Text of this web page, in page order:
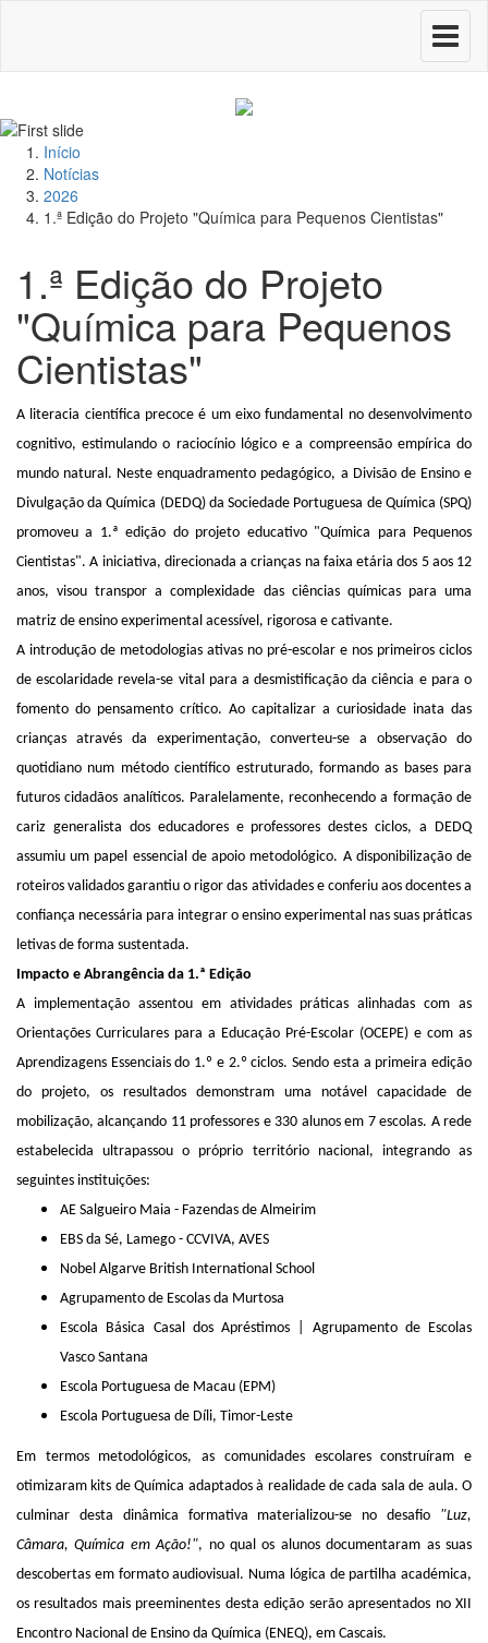
Toggle
Início
Notícias
2026
1.ª Edição do Projeto "Química para Pequenos Cientistas"
1.ª Edição do Projeto
"Química para Pequenos
Cientistas"
A literacia científica precoce é um eixo fundamental no desenvolvimento
cognitivo, estimulando o raciocínio lógico e a compreensão empírica do
mundo natural. Neste enquadramento pedagógico, a Divisão de Ensino e
Divulgação da Química (DEDQ) da Sociedade Portuguesa de Química (SPQ)
promoveu a 1.ª edição do projeto educativo "Química para Pequenos
Cientistas". A iniciativa, direcionada a crianças na faixa etária dos 5 aos 12
anos, visou transpor a complexidade das ciências químicas para uma
matriz de ensino experimental acessível, rigorosa e cativante.
A introdução de metodologias ativas no pré-escolar e nos primeiros ciclos
de escolaridade revela-se vital para a desmistificação da ciência e para o
fomento do pensamento crítico. Ao capitalizar a curiosidade inata das
crianças através da experimentação, converteu-se a observação do
quotidiano num método científico estruturado, formando as bases para
futuros cidadãos analíticos. Paralelamente, reconhecendo a formação de
cariz generalista dos educadores e professores destes ciclos, a DEDQ
assumiu um papel essencial de apoio metodológico. A disponibilização de
roteiros validados garantiu o rigor das atividades e conferiu aos docentes a
confiança necessária para integrar o ensino experimental nas suas práticas
letivas de forma sustentada.
Impacto e Abrangência da 1.ª Edição
A implementação assentou em atividades práticas alinhadas com as
Orientações Curriculares para a Educação Pré-Escolar (OCEPE) e com as
Aprendizagens Essenciais do 1.º e 2.º ciclos. Sendo esta a primeira edição
do projeto, os resultados demonstram uma notável capacidade de
mobilização, alcançando 11 professores e 330 alunos em 7 escolas. A rede
estabelecida ultrapassou o próprio território nacional, integrando as
seguintes instituições:
AE Salgueiro Maia - Fazendas de Almeirim
EBS da Sé, Lamego - CCVIVA, AVES
Nobel Algarve British International School
Agrupamento de Escolas da Murtosa
Escola Básica Casal dos Apréstimos | Agrupamento de Escolas
Vasco Santana
Escola Portuguesa de Macau (EPM)
Escola Portuguesa de Díli, Timor-Leste
Em termos metodológicos, as comunidades escolares construíram e
otimizaram kits de Química adaptados à realidade de cada sala de aula. O
culminar desta dinâmica formativa materializou-se no desafio "Luz,
Câmara, Química em Ação!", no qual os alunos documentaram as suas
descobertas em formato audiovisual. Numa lógica de partilha académica,
os resultados mais preeminentes desta edição serão apresentados no XII
Encontro Nacional de Ensino da Química (ENEQ), em Cascais.